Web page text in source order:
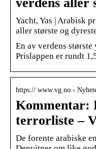
Yacht, Yas | Arabisk
aller største og
En av verdens
Prislappen er rundt
https:// www.vg.no ›
Kommentar:
terrorliste –
De forente arabiske